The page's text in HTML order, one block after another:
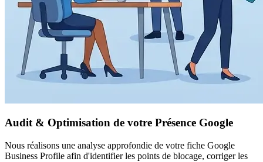
Audit & Optimisation de votre Présence Google
Nous réalisons une analyse approfondie de votre fiche Google
Business Profile afin d'identifier les points de blocage, corriger les